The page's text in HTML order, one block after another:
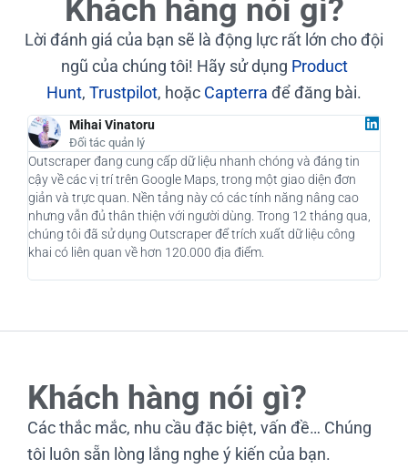
Khách hàng nói gì?
Lời đánh giá của bạn sẽ là động lực rất lớn cho đội
ngũ của chúng tôi! Hãy sử dụng Product
Hunt, Trustpilot, hoặc Capterra để đăng bài.
Mihai Vinatoru
Đối tác quản lý
Outscraper đang cung cấp dữ liệu nhanh chóng và đáng tin
cậy về các vị trí trên Google Maps, trong một giao diện đơn
giản và trực quan. Nền tảng này có các tính năng nâng cao
nhưng vẫn đủ thân thiện với người dùng. Trong 12 tháng qua,
chúng tôi đã sử dụng Outscraper để trích xuất dữ liệu công
khai có liên quan về hơn 120.000 địa điểm.
Khách hàng nói gì?
Các thắc mắc, nhu cầu đặc biệt, vấn đề… Chúng
tôi luôn sẵn lòng lắng nghe ý kiến của bạn.